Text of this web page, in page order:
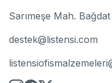
Sarımeşe Mah.
destek@listensi.com